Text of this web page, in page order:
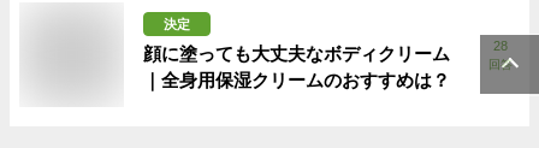
決定
顔に塗っても大丈夫なボディクリーム
｜全身用保湿クリームのおすすめは？
28
回答